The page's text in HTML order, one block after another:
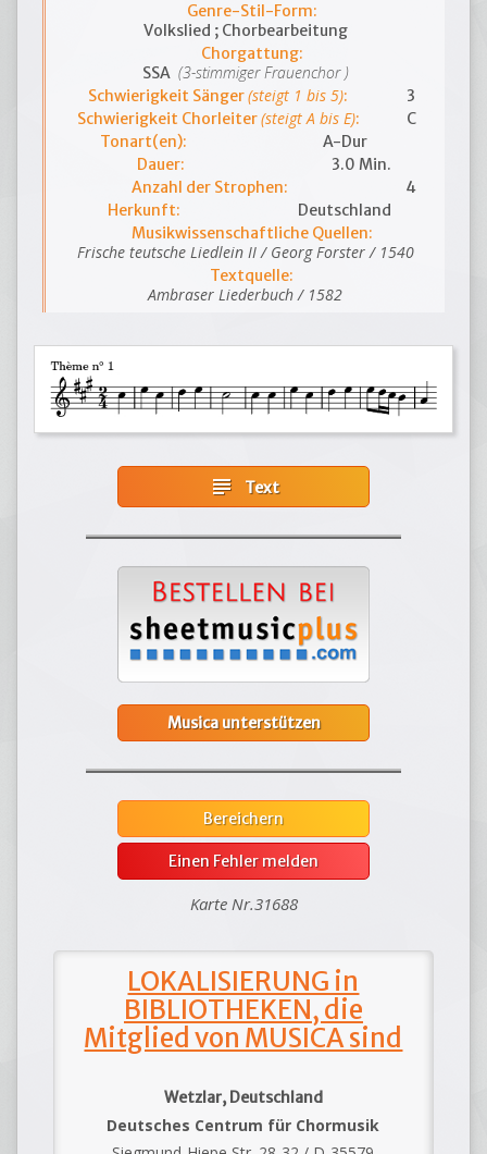
Genre-Stil-Form:
Volkslied ; Chorbearbeitung
Chorgattung:
SSA (3-stimmiger Frauenchor )
Schwierigkeit Sänger(steigt 1 bis 5):
3
Schwierigkeit Chorleiter(steigt A bis E):
C
Tonart(en):
A-Dur
Dauer:
3.0 Min.
Anzahl der Strophen:
4
Herkunft:
Deutschland
Musikwissenschaftliche Quellen:
Frische teutsche Liedlein II / Georg Forster / 1540
Textquelle:
Ambraser Liederbuch / 1582
subject Text
Musica unterstützen
Bereichern
Einen Fehler melden
Karte Nr.31688
LOKALISIERUNG in
BIBLIOTHEKEN, die
Mitglied von MUSICA sind
Wetzlar, Deutschland
Deutsches Centrum für Chormusik